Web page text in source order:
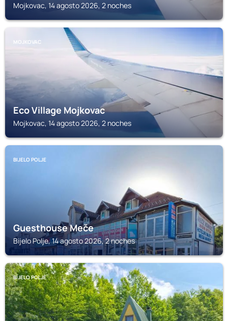
Mojkovac, 14 agosto 2026, 2 noches
MOJKOVAC
Eco Village Mojkovac
Mojkovac, 14 agosto 2026, 2 noches
BIJELO POLJE
Guesthouse Meče
Bijelo Polje, 14 agosto 2026, 2 noches
BIJELO POLJE